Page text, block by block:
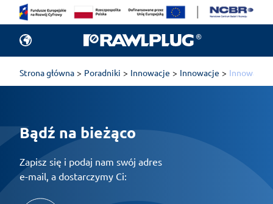
Strona główna Poradniki Innowacje Innowacje Innowacje
Bądź na bieżąco
Zapisz się i podaj nam swój adres
e-mail, a dostarczymy Ci: